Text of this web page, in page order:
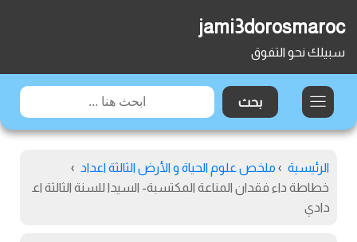
jami3dorosmaroc
سبيلك نحو التفوق
الرئيسية › ملخص علوم الحياة و الأرض الثالثة اعداد ›
خطاطة داء فقدان المناعة المكتسبة- السيدا للسنة الثالثة اع
دادي